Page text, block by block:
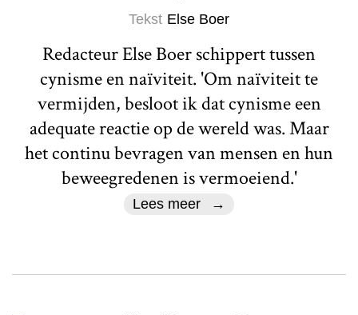
Tekst Else Boer
Redacteur Else Boer schippert tussen
cynisme en naïviteit. 'Om naïviteit te
vermijden, besloot ik dat cynisme een
adequate reactie op de wereld was. Maar
het continu bevragen van mensen en hun
beweegredenen is vermoeiend.'
Lees meer